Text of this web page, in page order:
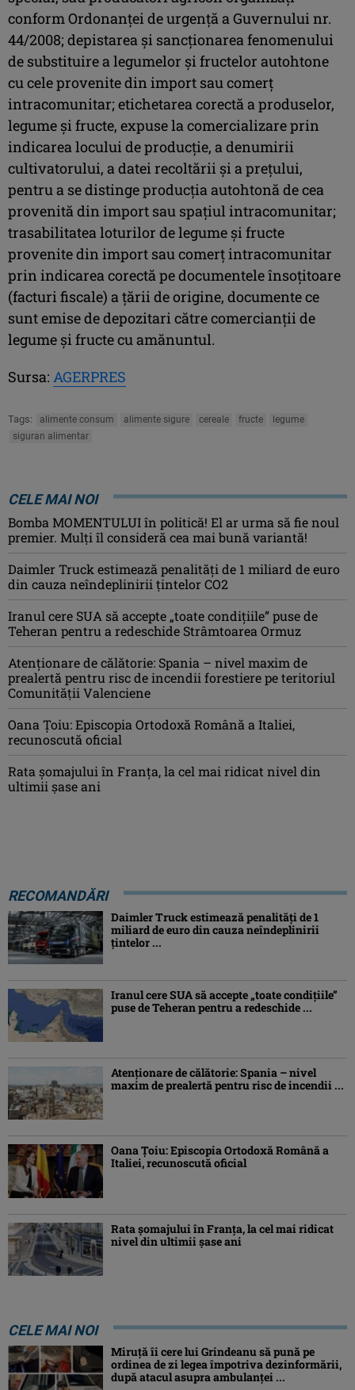
conform Ordonanţei de urgenţă a Guvernului nr.
44/2008; depistarea şi sancţionarea fenomenului
de substituire a legumelor şi fructelor autohtone
cu cele provenite din import sau comerţ
intracomunitar; etichetarea corectă a produselor,
legume şi fructe, expuse la comercializare prin
indicarea locului de producţie, a denumirii
cultivatorului, a datei recoltării şi a preţului,
pentru a se distinge producţia autohtonă de cea
provenită din import sau spaţiul intracomunitar;
trasabilitatea loturilor de legume şi fructe
provenite din import sau comerţ intracomunitar
prin indicarea corectă pe documentele însoţitoare
(facturi fiscale) a ţării de origine, documente ce
sunt emise de depozitari către comercianţii de
legume şi fructe cu amănuntul.
Sursa: AGERPRES
Tags: alimente consum alimente sigure cereale fructe
legume
siguran alimentar
CELE MAI NOI
Bomba MOMENTULUI în politică! El ar urma să fie noul
premier. Mulți îl consideră cea mai bună variantă!
Daimler Truck estimează penalități de 1 miliard de euro
din cauza neîndeplinirii țintelor CO2
Iranul cere SUA să accepte „toate condiţiile” puse de
Teheran pentru a redeschide Strâmtoarea Ormuz
Atenţionare de călătorie: Spania – nivel maxim de
prealertă pentru risc de incendii forestiere pe teritoriul
Comunităţii Valenciene
Oana Ţoiu: Episcopia Ortodoxă Română a Italiei,
recunoscută oficial
Rata şomajului în Franța, la cel mai ridicat nivel din
ultimii şase ani
RECOMANDĂRI
Daimler Truck estimează penalități de 1
miliard de euro din cauza neîndeplinirii
țintelor ...
Iranul cere SUA să accepte „toate condiţiile”
puse de Teheran pentru a redeschide ...
Atenţionare de călătorie: Spania – nivel
maxim de prealertă pentru risc de incendii ...
Oana Ţoiu: Episcopia Ortodoxă Română a
Italiei, recunoscută oficial
Rata şomajului în Franța, la cel mai ridicat
nivel din ultimii şase ani
CELE MAI NOI
Miruţă îi cere lui Grindeanu să pună pe
ordinea de zi legea împotriva dezinformării,
după atacul asupra ambulanței ...